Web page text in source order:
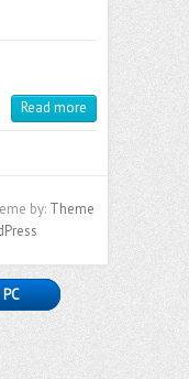
Read more
by: Theme
PC